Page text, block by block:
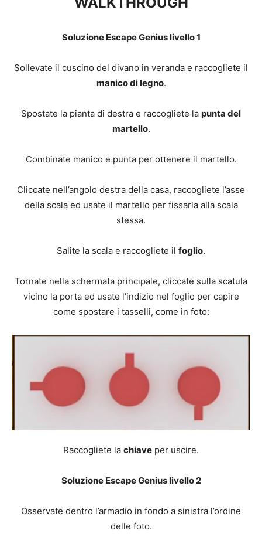
Soluzione Escape Genius livello 1
Sollevate il cuscino del divano in veranda e raccogliete il
manico di legno.
Spostate la pianta di destra e raccogliete la punta del
martello.
Combinate manico e punta per ottenere il martello.
Cliccate nell’angolo destra della casa, raccogliete l’asse
della scala ed usate il martello per fissarla alla scala
stessa.
Salite la scala e raccogliete il foglio.
Tornate nella schermata principale, cliccate sulla scatula
vicino la porta ed usate l’indizio nel foglio per capire
come spostare i tasselli, come in foto:
Raccogliete la chiave per uscire.
Soluzione Escape Genius livello 2
Osservate dentro l’armadio in fondo a sinistra l’ordine
delle foto.